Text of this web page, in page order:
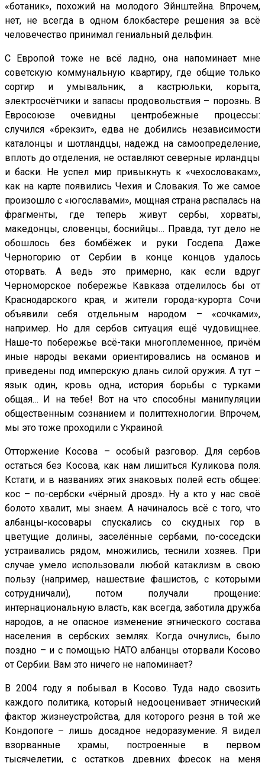
«ботаник», похожий на молодого Эйнштейна. Впрочем,
нет, не всегда в одном блокбастере решения за всё
человечество принимал гениальный дельфин.
С Европой тоже не всё ладно, она напоминает мне
советскую коммунальную квартиру, где общие только
сортир и умывальник, а кастрюльки, корыта,
электросчётчики и запасы продовольствия – порознь. В
Евросоюзе очевидны центробежные процессы:
случился «брекзит», едва не добились независимости
каталонцы и шотландцы, надежд на самоопределение,
вплоть до отделения, не оставляют северные ирландцы
и бас­ки. Не успел мир привыкнуть к «чехословакам»,
как на карте появились Чехия и Словакия. То же самое
произошло с «юго­славами», мощная страна распалась на
фрагменты, где теперь живут сербы, хорваты,
македонцы, словенцы, боснийцы… Правда, тут дело не
обошлось без бомбёжек и руки Госдепа. Даже
Черногорию от Сербии в конце концов удалось
оторвать. А ведь это примерно, как если вдруг
Черноморское побережье Кавказа отделилось бы от
Краснодарского края, и жители города-курорта Сочи
объявили себя отдельным народом – «сочками»,
например. Но для сербов ситуация ещё чудовищнее.
Наше-то побережье всё-таки многоплеменное, причём
иные народы веками ориентировались на османов и
приведены под имперскую длань силой оружия. А тут –
язык один, кровь одна, история борьбы с турками
общая… И на тебе! Вот на что способны манипуляции
общественным сознанием и политтехнологии. Впрочем,
мы это тоже проходили с Украиной.
Отторжение Косова – особый разговор. Для сербов
остаться без Косова, как нам лишиться Куликова поля.
Кстати, и в названиях этих знаковых полей есть общее:
кос – по-сербски «чёрный дрозд». Ну а кто у нас своё
болото хвалит, мы знаем. А начиналось всё с того, что
албанцы-косовары спускались со скудных гор в
цветущие долины, заселённые сербами, по-соседски
устраивались рядом, множились, теснили хозяев. При
случае умело использовали любой катаклизм в свою
пользу (например, нашествие фашистов, с которыми
сотрудничали), потом получали прощение:
интернациональную власть, как всегда, заботила дружба
народов, а не опасное изменение этнического состава
населения в сербских землях. Когда очнулись, было
поздно – и с помощью НАТО албанцы оторвали Косово
от Сербии. Вам это ничего не напоминает?
В 2004 году я побывал в Косово. Туда надо свозить
каждого политика, который недооценивает этнический
фактор жизнеустройства, для которого резня в той же
Кондопоге – лишь досадное недоразумение. Я видел
взорванные храмы, построенные в первом
тысячелетии, с остатков древних фресок на меня